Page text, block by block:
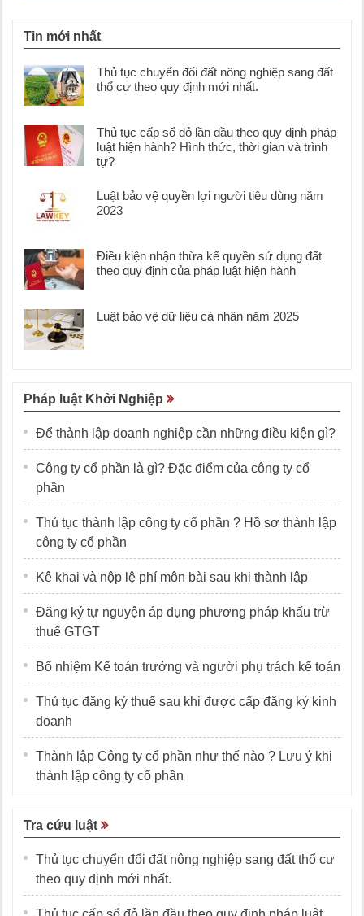
Tin mới nhất
Thủ tục chuyển đổi đất nông nghiệp sang đất
thổ cư theo quy định mới nhất.
Thủ tục cấp sổ đỏ lần đầu theo quy định pháp
luật hiện hành? Hình thức, thời gian và trình
tự?
Luật bảo vệ quyền lợi người tiêu dùng năm
2023
Điều kiện nhận thừa kế quyền sử dụng đất
theo quy định của pháp luật hiện hành
Luật bảo vệ dữ liệu cá nhân năm 2025
Pháp luật Khởi Nghiệp
Để thành lập doanh nghiệp cần những điều kiện gì?
Công ty cổ phần là gì? Đặc điểm của công ty cổ
phần
Thủ tục thành lập công ty cổ phần ? Hồ sơ thành lập
công ty cổ phần
Kê khai và nộp lệ phí môn bài sau khi thành lập
Đăng ký tự nguyện áp dụng phương pháp khấu trừ
thuế GTGT
Bổ nhiệm Kế toán trưởng và người phụ trách kế toán
Thủ tục đăng ký thuế sau khi được cấp đăng ký kinh
doanh
Thành lập Công ty cổ phần như thế nào ? Lưu ý khi
thành lập công ty cổ phần
Tra cứu luật
Thủ tục chuyển đổi đất nông nghiệp sang đất thổ cư
theo quy định mới nhất.